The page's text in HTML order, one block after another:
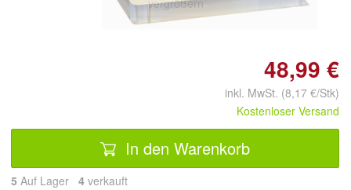
48,99 €
inkl. MwSt. (8,17 €/Stk)
Kostenloser Versand
In den Warenkorb
5 Auf Lager 4 verkauft